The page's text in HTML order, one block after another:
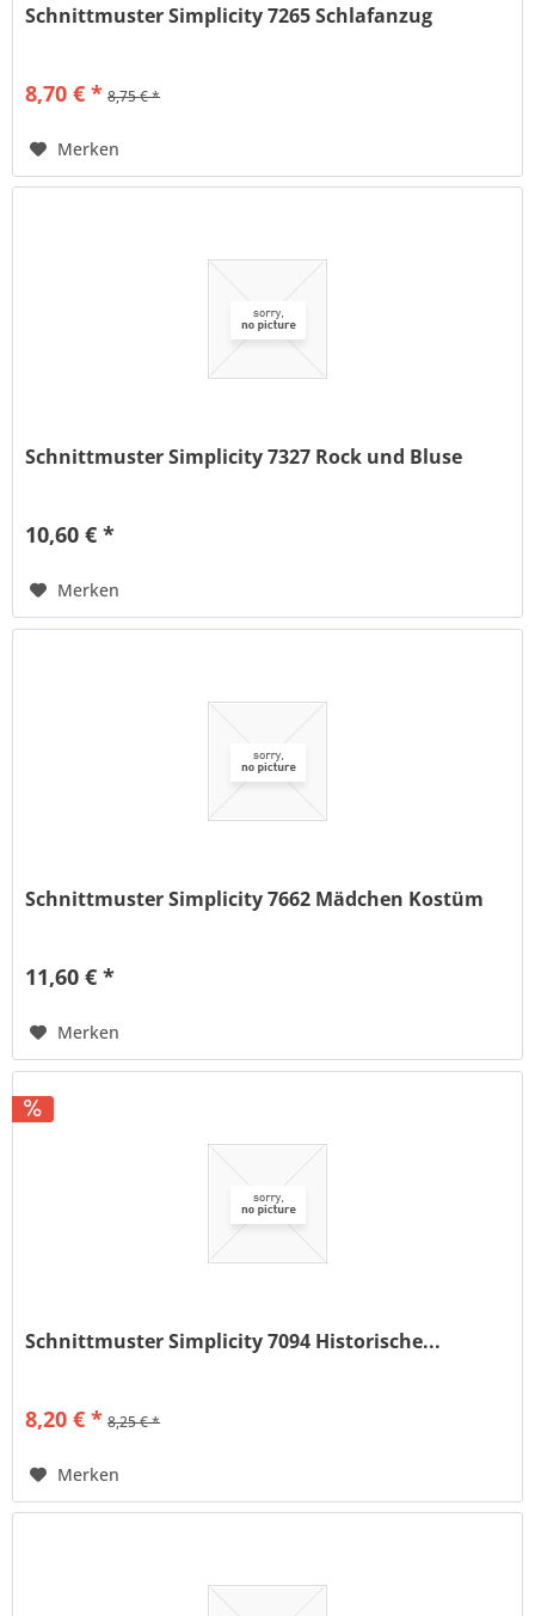
Schnittmuster Simplicity 7265 Schlafanzug
8,70 € * 8,75 € *
Merken
Schnittmuster Simplicity 7327 Rock und Bluse
10,60 € *
Merken
Schnittmuster Simplicity 7662 Mädchen Kostüm
11,60 € *
Merken
Schnittmuster Simplicity 7094 Historische...
8,20 € * 8,25 € *
Merken